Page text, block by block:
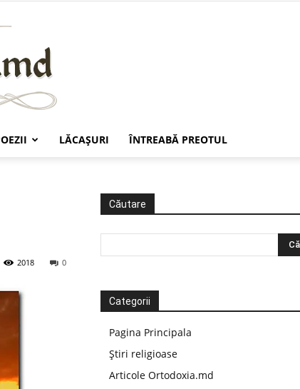
LĂCAŞURI ÎNTREABĂ PREOTUL
0
2018
Căutare
Categorii
Pagina Principala
Știri religioase
Articole Ortodoxia.md